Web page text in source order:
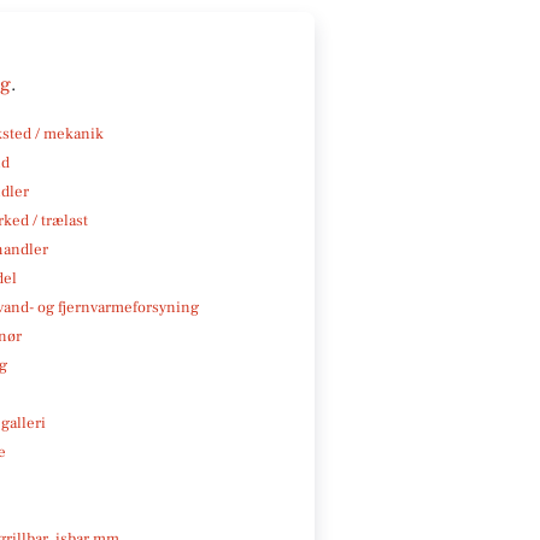
.
/ mekanik
/ trælast
og fjernvarmeforsyning